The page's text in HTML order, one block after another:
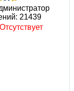
21439
Отсутствует